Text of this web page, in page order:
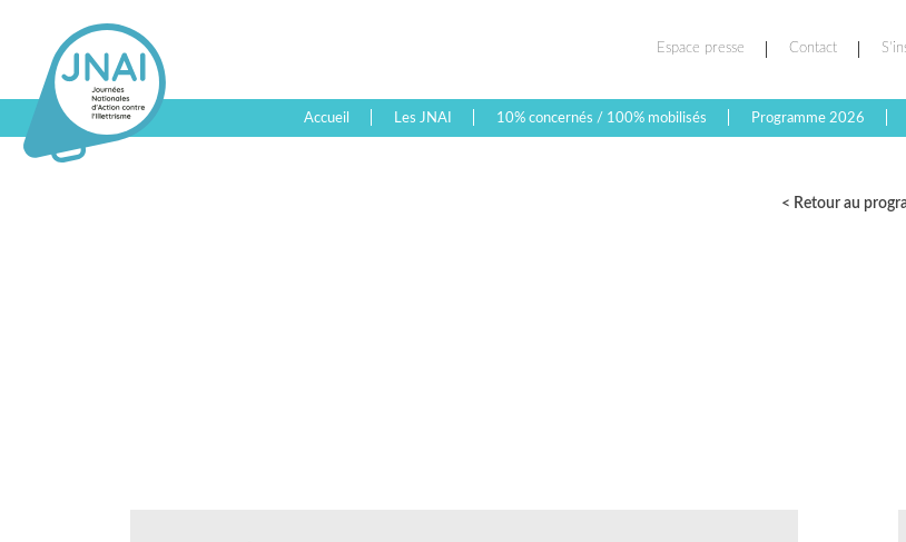
Espace presse Contact
Accueil Les JNAI 10% concernés / 100% mobilisés Programme 2026
< Retour au